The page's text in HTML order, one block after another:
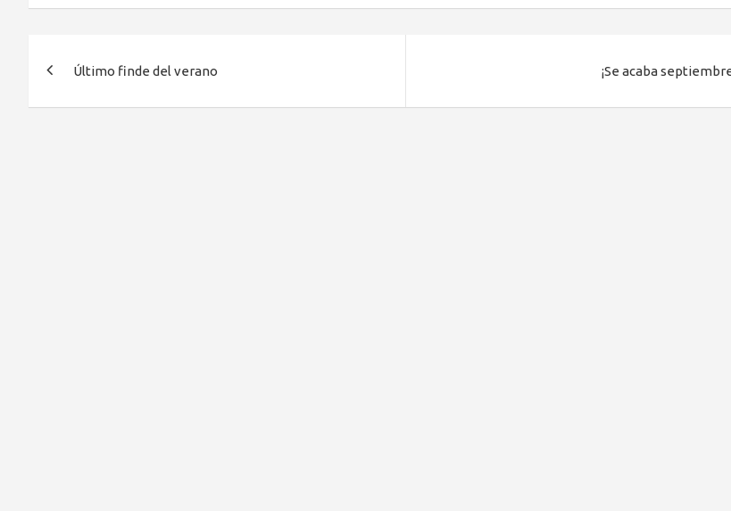
Último finde del verano ¡Se acaba